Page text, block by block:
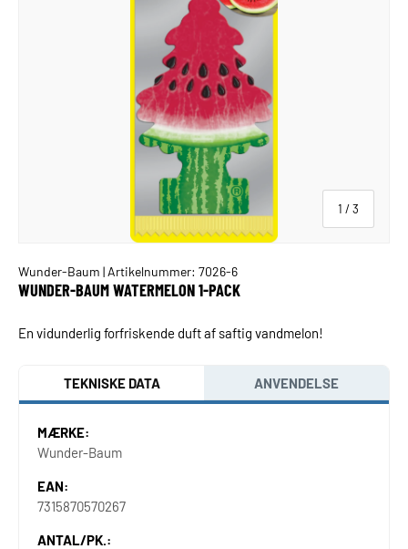
1 /af
3
Wunder-Baum | Artikelnummer: 7026-6
WUNDER-BAUM WATERMELON 1-PACK
En vidunderlig forfriskende duft af saftig vandmelon!
TEKNISKE DATA ANVENDELSE
MÆRKE:
Wunder-Baum
EAN:
7315870570267
ANTAL/PK.: